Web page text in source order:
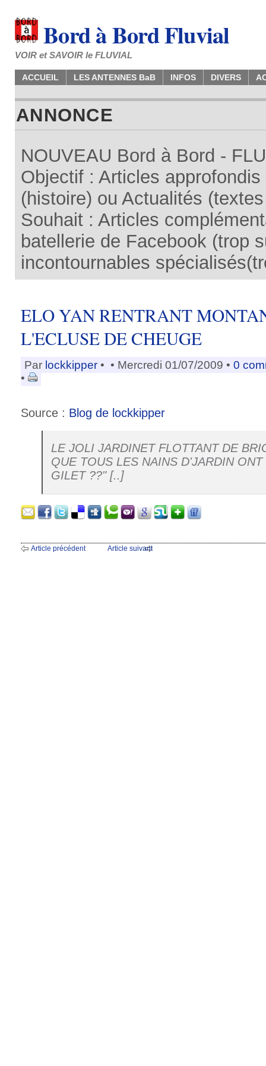
Bord à Bord Fluvial
VOIR et SAVOIR le FLUVIAL
ACCUEIL LES ANTENNES BaB INFOS DIVERS
ANNONCE
NOUVEAU Bord à Bord -
Objectif : Articles
(histoire) ou Actualités
Souhait : Articles
batellerie de Facebook (trop
incontournables
ELO YAN RENTRANT
L'ECLUSE DE CHEUGE
Par lockkipper • • Mercredi 01/07/2009 • 0
•
Source : Blog de lockkipper
LE JOLI JARDINET FLOTTANT DE
QUE TOUS LES NAINS D'JARDIN
GILET ??" [..]
Article précédent Article suivant